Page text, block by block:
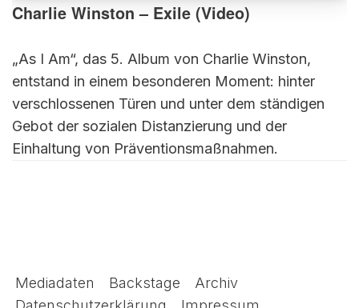
Charlie Winston – Exile (Video)
„As I Am“, das 5. Album von Charlie Winston,
entstand in einem besonderen Moment: hinter
verschlossenen Türen und unter dem ständigen
Gebot der sozialen Distanzierung und der
Einhaltung von Präventionsmaßnahmen.
Mediadaten Backstage
Archiv